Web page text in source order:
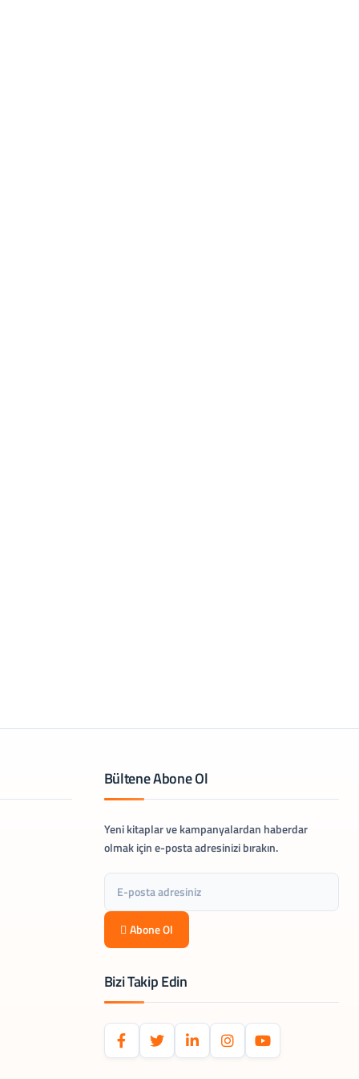
Bültene Abone Ol
Yeni kitaplar ve kampanyalardan haberdar
olmak için e-posta adresinizi bırakın.
Abone Ol
Bizi Takip Edin